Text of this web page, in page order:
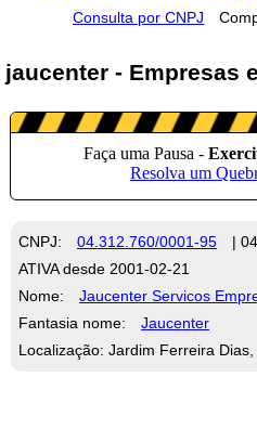
Consulta por CNPJ
jaucenter - Empresas
CNPJ: 04.312.760/0001-95
|
ATIVA desde 2001-02-21
Nome:
Jaucenter Servicos
Fantasia nome:
Jaucenter
Localização: Jardim Ferreira